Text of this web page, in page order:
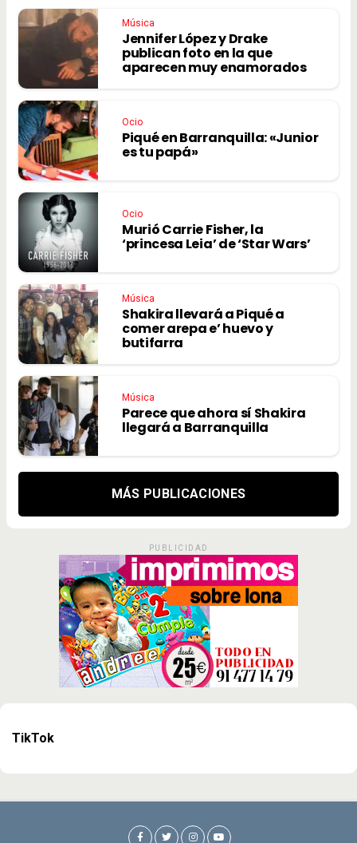
Música
Jennifer López y Drake
publican foto en la que
aparecen muy enamorados
Ocio
Piqué en Barranquilla: «Junior
es tu papá»
Ocio
Murió Carrie Fisher, la
‘princesa Leia’ de ‘Star Wars’
Música
Shakira llevará a Piqué a
comer arepa e’ huevo y
butifarra
Música
Parece que ahora sí Shakira
llegará a Barranquilla
MÁS PUBLICACIONES
PUBLICIDAD
TikTok